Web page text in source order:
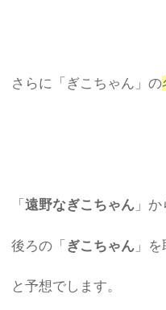
さらに「ぎこちゃん」の
「遠野なぎこちゃん 」か
後ろの「 ぎこちゃん 」
と予想でします。